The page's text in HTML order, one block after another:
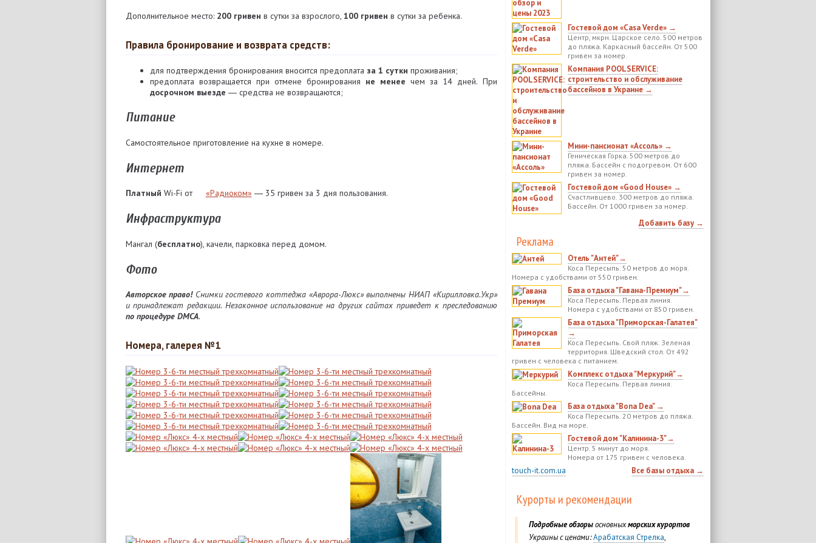
Дополнительное место: 200 гривен в сутки за взрослого, 100 гривен в сутки за ребенка.
Правила бронирование и возврата средств:
для подтверждения бронирования вносится предоплата за 1 сутки проживания;
предоплата возвращается при отмене бронирования не менее чем за 14 дней. При
досрочном выезде ― средства не возвращаются;
Питание
Самостоятельное приготовление на кухне в номере.
Интернет
Платный Wi-Fi от «Радиоком» ― 35 гривен за 3 дня пользования.
Инфраструктура
Мангал (бесплатно), качели, парковка перед домом.
Фото
Авторское право!Снимки гостевого коттеджа «Аврора-Люкс» выполнены НИАП «Кирилловка.Укр»
и принадлежат редакции. Незаконное использование на других сайтах приведет к преследованию
по процедуре DMCA.
Номера, галерея №1
Гостевой дом «Casa Verde» →
Центр, мкрн. Царское село. 500 метров
до пляжа. Каркасный бассейн. От 500
гривен за номер.
Компания POOLSERVICE:
строительство и обслуживание
бассейнов в Украине →
Мини-пансионат «Ассоль» →
Геническая Горка. 500 метров до
пляжа. Бассейн с подогревом. От 600
гривен за номер.
Гостевой дом «Good House» →
Счастливцево. 300 метров до пляжа.
Бассейн. От 1000 гривен за номер.
Добавить базу →
Реклама
Отель "Антей"→
Коса Пересыпь. 50 метров до моря.
Номера с удобствами от 550 гривен.
База отдыха "Гавана-Премиум"→
Коса Пересыпь. Первая линия.
Номера с удобствами от 850 гривен.
База отдыха "Приморская-Галатея"
→
Коса Пересыпь. Свой пляж. Зеленая
территория. Шведский стол. От 492
гривен с человека с питанием.
Комплекс отдыха "Меркурий"→
Коса Пересыпь. Первая линия.
Бассейны.
База отдыха "Bona Dea" →
Коса Пересыпь. 20 метров до пляжа.
Бассейн. Вид на море.
Гостевой дом "Калинина-3"→
Центр. 5 минут до моря.
Номера от 175 гривен с человека.
Все базы отдыха →
touch-it.com.ua
Курорты и рекомендации
Подробные обзорыосновныхморских курортов
Украины с ценами: Арабатская Стрелка,